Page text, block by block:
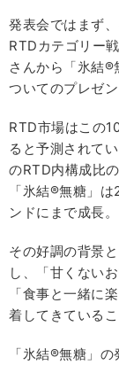
発表会ではまず
RTDカテゴリー
さんから「氷結®
ついてのプレゼ
RTD市場はこの
ると予測されて
のRTD内構成比
「氷結®無糖」
ンドにまで成長。
その好調の背景
し、「甘くない
「食事と一緒に
着してきている
「氷結®無糖」